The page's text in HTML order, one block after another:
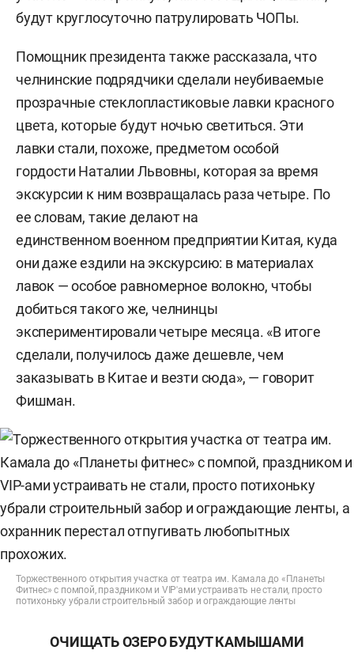
будут круглосуточно патрулировать ЧОПы.
Помощник президента также рассказала, что
челнинские подрядчики сделали неубиваемые
прозрачные стеклопластиковые лавки красного
цвета, которые будут ночью светиться. Эти
лавки стали, похоже, предметом особой
гордости Наталии Львовны, которая за время
экскурсии к ним возвращалась раза четыре. По
ее словам, такие делают на
единственном военном предприятии Китая, куда
они даже ездили на экскурсию: в материалах
лавок — особое равномерное волокно, чтобы
добиться такого же, челнинцы
экспериментировали четыре месяца. «В итоге
сделали, получилось даже дешевле, чем
заказывать в Китае и везти сюда», — говорит
Фишман.
Торжественного открытия участка от театра им. Камала до «Планеты
Фитнес» с помпой, праздником и VIP'ами устраивать не стали, просто
потихоньку убрали строительный забор и ограждающие ленты
ОЧИЩАТЬ ОЗЕРОБУДУТ КАМЫШАМИ